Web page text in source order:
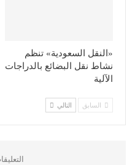
«النقل السعودية» تنظم
نشاط نقل البضائع بالدراجات
الآلية
السابق التالي